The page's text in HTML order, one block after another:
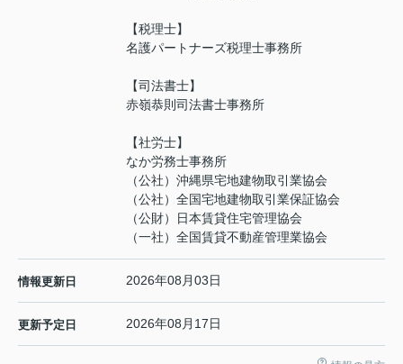
【税理士】
名護パートナーズ税理士事務所
【司法書士】
赤嶺恭則司法書士事務所
【社労士】
なか労務士事務所
（公社）沖縄県宅地建物取引業協会
（公社）全国宅地建物取引業保証協会
（公財）日本賃貸住宅管理協会
（一社）全国賃貸不動産管理業協会
情報更新日 2026年08月03日
更新予定日 2026年08月17日